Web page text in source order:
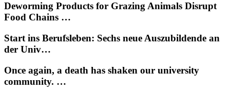
Deworming Products for Grazing Animals Disrupt
Food Chains …
Start ins Berufsleben: Sechs neue Auszubildende an
der Univ…
Once again, a death has shaken our university
community. …